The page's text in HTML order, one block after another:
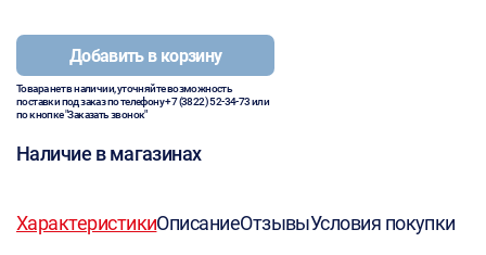
Добавить в корзину
Товара нет в наличии, уточняйте возможность
поставки под заказ по телефону+7 (3822) 52-34-73или
по кнопке "Заказать звонок"
Наличие в магазинах
ХарактеристикиОписаниеОтзывыУсловия покупки